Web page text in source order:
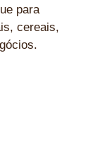
para
cereais,